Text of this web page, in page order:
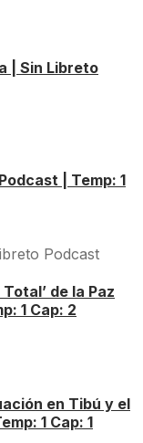
| Sin Libreto
| Temp: 1
de la Paz
1 Cap: 2
en Tibú y el
1 Cap: 1